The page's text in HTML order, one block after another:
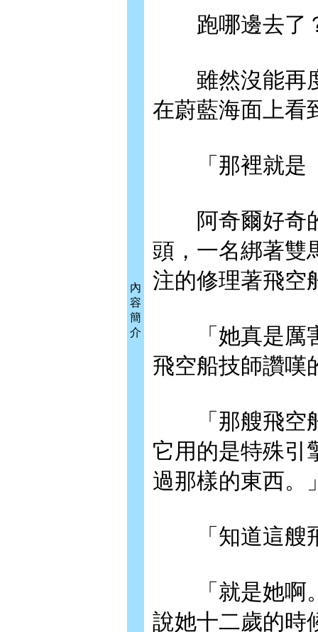
內
容
簡
介
跑哪邊去了？
雖然沒能再度
在蔚藍海面上看
「那裡就是
阿奇爾好奇的
頭，一名綁著雙
注的修理著飛空
「她真是厲害
飛空船技師讚嘆
「那艘飛空船
它用的是特殊引
過那樣的東西。
「知道這艘飛
「就是她啊。
說她十二歲的時